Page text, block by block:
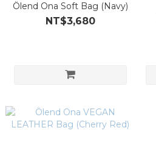
Ölend Ona Soft Bag (Navy)
NT$3,680